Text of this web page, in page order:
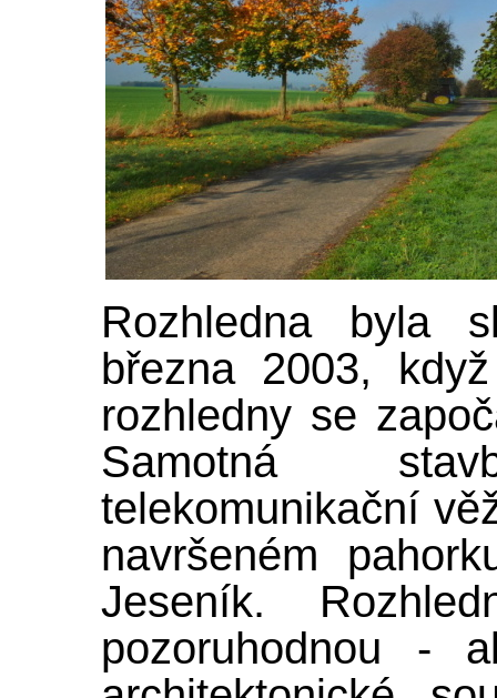
Rozhledna byla
března 2003,
rozhledny se
Samotná
telekomunikační
navršeném
Jeseník.
pozoruhodnou -